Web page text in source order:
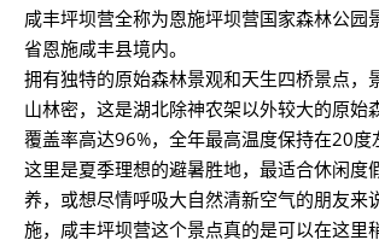
咸丰坪坝营全称为恩施坪坝营国家森林公园
省恩施咸丰县境内。
拥有独特的原始森林景观和天生四桥景点，
山林密，这是湖北除神农架以外较大的原始
覆盖率高达96%，全年最高温度保持在20度
这里是夏季理想的避暑胜地，最适合休闲度
养，或想尽情呼吸大自然清新空气的朋友来
施，咸丰坪坝营这个景点真的是可以在这里